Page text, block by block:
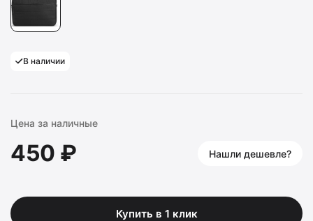
В наличии
Цена за наличные
450 ₽ Нашли дешевле?
Купить в 1 клик